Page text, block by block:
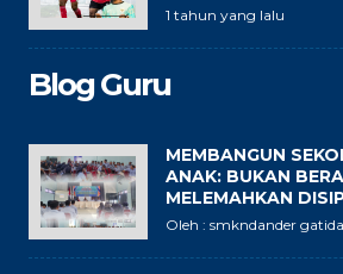
1 tahun yang lalu
Blog Guru
MEMBANGUN
ANAK: BUKAN
MELEMAHKAN
Oleh : smkndander